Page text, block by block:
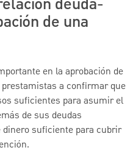
de una
en la aprobación de
a confirmar que
suficientes para asumir el
de sus deudas
dinero suficiente para cubrir